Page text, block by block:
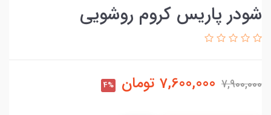
شودر پاریس کروم روشویی
7,900,000
7,600,000 تومان 4%